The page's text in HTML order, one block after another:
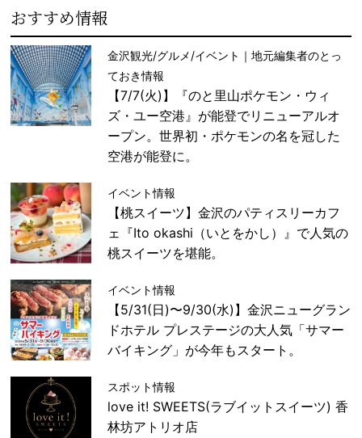
おすすめ情報
金沢観光/グルメ/イベント｜地元編集者のとっ
ておき情報
【7/7(火)】『のと里山ポケモン・ウィ
ズ・ユー空港』が能登でリニューアルオ
ープン。世界初・ポケモンの名を冠した
空港が能登に。
イベント情報
【桃スイーツ】金沢のパティスリーカフ
ェ『Ito okashi（いとをかし）』で人気の
桃スイーツを堪能。
イベント情報
【5/31(日)〜9/30(水)】金沢ニューグラン
ドホテル プレステージの大人気「サマー
バイキング」が今年もスタート。
スポット情報
love it! SWEETS(ラブイットスイーツ) 香
林坊アトリオ店